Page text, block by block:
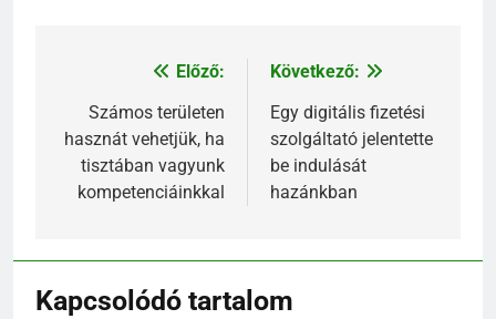
Bejegyzés
navigáció
Előző:
Számos területen
hasznát vehetjük, ha
tisztában vagyunk
kompetenciáinkkal
Következő:
Egy digitális fizetési
szolgáltató jelentette
be indulását
hazánkban
Kapcsolódó tartalom